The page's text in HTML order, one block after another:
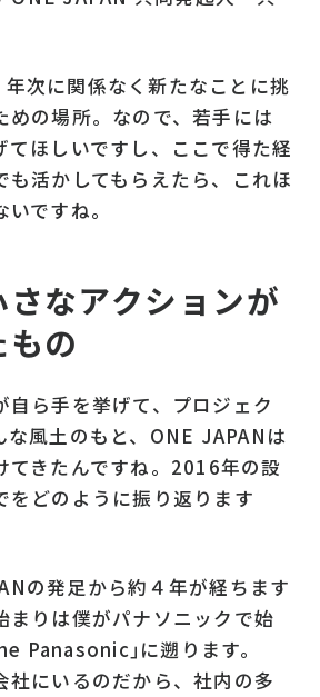
次に関係なく新たなことに挑
めの場所。なので、若手には
てほしいですし、ここで得た経
も活かしてもらえたら、これほ
ですね。
なアクションが
の
自ら手を挙げて、プロジェク
な風土のもと、ONE JAPANは
てきたんですね。2016年の設
をどのように振り返ります
の発足から約４年が経ちます
まりは僕がパナソニックで始
Panasonic｣に遡ります。
社にいるのだから、社内の多